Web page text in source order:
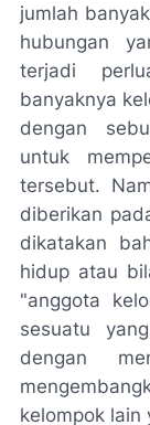
jumlah
hubungan
terjadi
banyaknya
dengan
untuk
tersebut.
diberikan
dikatakan
hidup atau
"anggota
sesuatu
dengan
kelompok lain